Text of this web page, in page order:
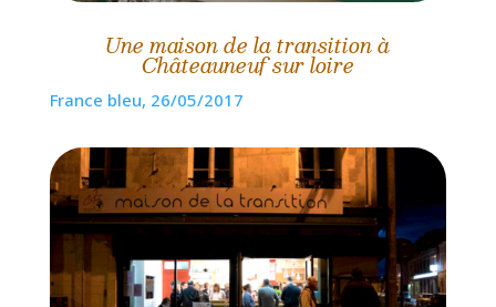
Une maison de la transition à
Châteauneuf sur loire
France bleu, 26/05/2017